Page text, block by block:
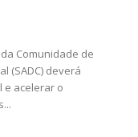
Comunidade de
(SADC) deverá
e acelerar o